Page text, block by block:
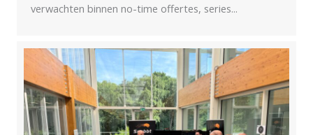
verwachten binnen no-time offertes, series...